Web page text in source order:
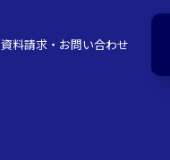
資料請求・お問い合わせ